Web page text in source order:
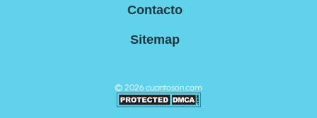
Contacto
Sitemap
© 2026 cuantoson.com